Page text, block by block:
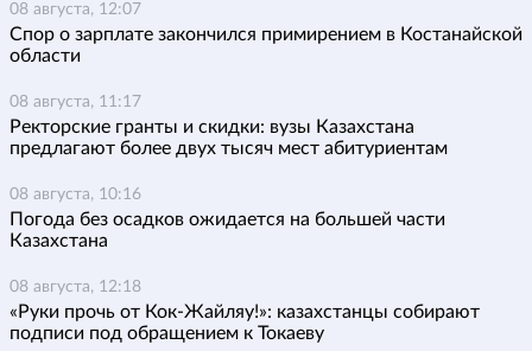
08 августа, 12:07
Спор о зарплате закончился примирением в Костанайской
области
08 августа, 11:17
Ректорские гранты и скидки: вузы Казахстана
предлагают более двух тысяч мест абитуриентам
08 августа, 10:16
Погода без осадков ожидается на большей части
Казахстана
08 августа, 12:18
«Руки прочь от Кок-Жайляу!»: казахстанцы собирают
подписи под обращением к Токаеву